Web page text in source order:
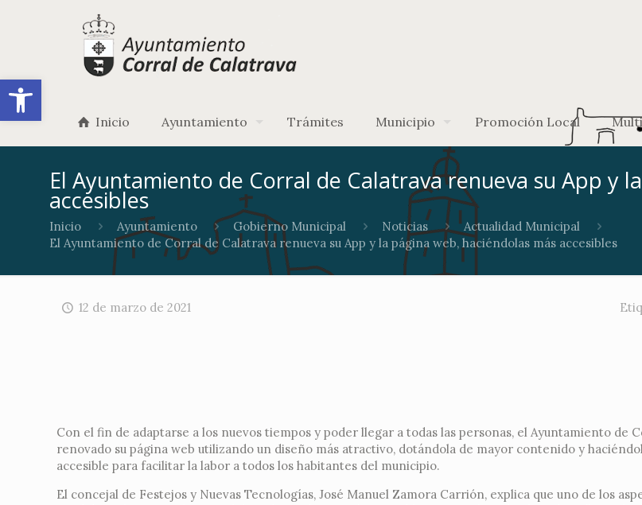
Abrir barra de herramientas
Inicio Ayuntamiento Trámites Municipio Promoción Local
El Ayuntamiento de Corral de Calatrava renueva su App y
accesibles
Inicio Ayuntamiento Gobierno Municipal Noticias
Actualidad Municipal
El Ayuntamiento de Corral de Calatrava renueva su App y la página web, haciéndolas más accesibles
12 de marzo de 2021
Con el fin de adaptarse a los nuevos tiempos y poder llegar a todas las personas, el Ayuntamiento de
renovado su página web utilizando un diseño más atractivo, dotándola de mayor contenido y
accesible para facilitar la labor a todos los habitantes del municipio.
El concejal de Festejos y Nuevas Tecnologías, José Manuel Zamora Carrión, explica que uno de los